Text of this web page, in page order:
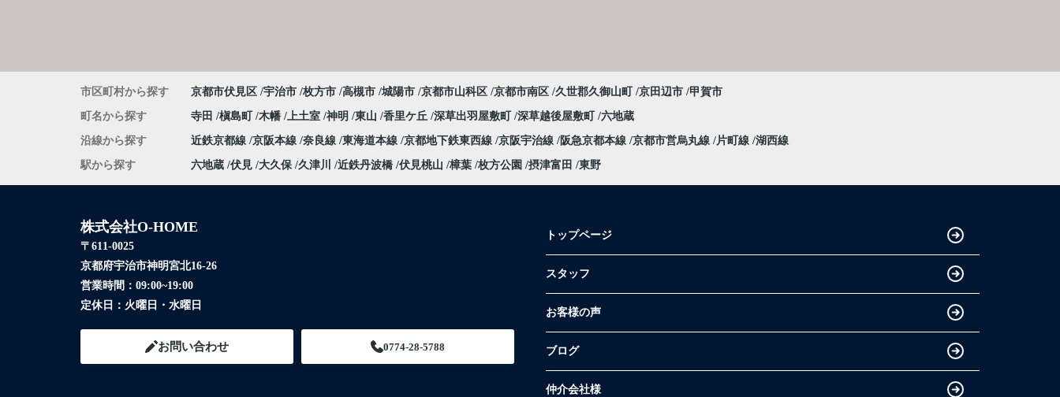
市区町村から探す 京都市伏見区 宇治市 枚方市 高槻市 城陽市 京都市山科区 京都市南区 久世郡久御山町 京田辺市 甲賀市
町名から探す 寺田 槇島町 木幡 上土室 神明 東山 香里ケ丘 深草出羽屋敷町 深草越後屋敷町 六地蔵
沿線から探す 近鉄京都線 京阪本線 奈良線 東海道本線 京都地下鉄東西線 京阪宇治線 阪急京都本線 京都市営烏丸線 片町線 湖西線
駅から探す 六地蔵 伏見 大久保 久津川 近鉄丹波橋 伏見桃山 樟葉 枚方公園 摂津富田 東野
株式会社O-HOME
〒611-0025
京都府宇治市神明宮北16-26
営業時間： 09:00~19:00
定休日： 火曜日・水曜日
お問い合わせ 0774-28-5788
トップページ
スタッフ
お客様の声
ブログ
仲介会社様